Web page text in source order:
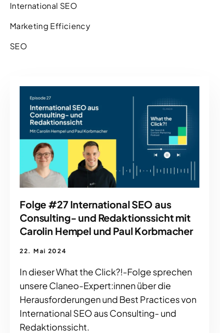
International SEO
Marketing Efficiency
SEO
Folge #27 International SEO aus
Consulting- und Redaktionssicht mit
Carolin Hempel und Paul Korbmacher
22. Mai 2024
In dieser What the Click?!-Folge sprechen
unsere Claneo-Expert:innen über die
Herausforderungen und Best Practices von
International SEO aus Consulting- und
Redaktionssicht.